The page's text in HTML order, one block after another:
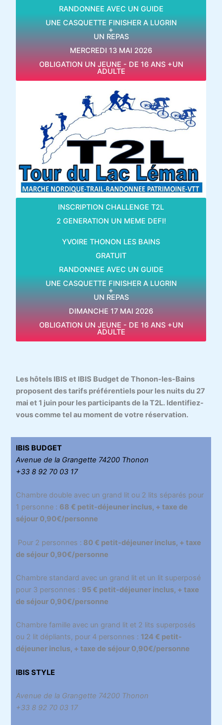
RANDONNEE AVEC UN GUIDE
UNE CASQUETTE FINISHER A LUGRIN
+
UN REPAS
MERCREDI 13 MAI 2026
OBLIGATION UN JEUNE - DE 16 ANS +UN
ADULTE
INSCRIPTION CHALLENGE T2L
2 GENERATION UN MEME DEFI!
YVOIRE THONON LES BAINS
GRATUIT
RANDONNEE AVEC UN GUIDE
UNE CASQUETTE FINISHER A LUGRIN
+
UN REPAS
DIMANCHE 17 MAI 2026
OBLIGATION UN JEUNE - DE 16 ANS +UN
ADULTE
Les hôtels IBIS et IBIS Budget de Thonon-les-Bains
proposent des tarifs préférentiels pour les nuits du 27
mai et 1 juin pour les participants de la T2L. Identifiez-
vous comme tel au moment de votre réservation.
IBIS BUDGET
Avenue de la Grangette 74200 Thonon
+33 8 92 70 03 17
Chambre double avec un grand lit ou 2 lits séparés pour
1 personne : 68 € petit-déjeuner inclus, + taxe de
séjour 0,90€/personne
Pour 2 personnes : 80 € petit-déjeuner inclus, + taxe
de séjour 0,90€/personne
Chambre standard avec un grand lit et un lit superposé
pour 3 personnes : 95 € petit-déjeuner inclus, + taxe
de séjour 0,90€/personne
Chambre famille avec un grand lit et 2 lits superposés
ou 2 lit dépliants, pour 4 personnes : 124 € petit-
déjeuner inclus, + taxe de séjour 0,90€/personne
IBIS STYLE
Avenue de la Grangette 74200 Thonon
+33 8 92 70 03 17